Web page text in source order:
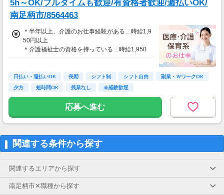
※週払いOK（規定あり）
→金曜日締め最短翌週火曜日にお給料GET♪
（稼働開始時は手続き完了次第となります）
交通費：別途全額支給
※車・バイク通勤に関して施設により異なる場
5h～OK/フルタイムも歓迎/有資格者歓迎/週払いOK/
南足柄市/8564463
＊半年以上、介護のお仕事経験がある…時給1,9
50円以上
＊介護福祉士の資格を持っている…時給1,950
円以上
≪収入例≫
◎日勤／経験者の場合
・月収343,200円（日収(1,950*8)円×月22回勤
※スキルによって更にスタート時給がUPするこ
とも！
よって異なる）
日払い・週払いOK 長期 シフト制 シフト自由
副業・ＷワークOK
夕方
短時間OK 残業なし 未経験歓迎
応募へ進む
関連する条件から探す
関連するエリアから探す
南足柄市✕職種から探す